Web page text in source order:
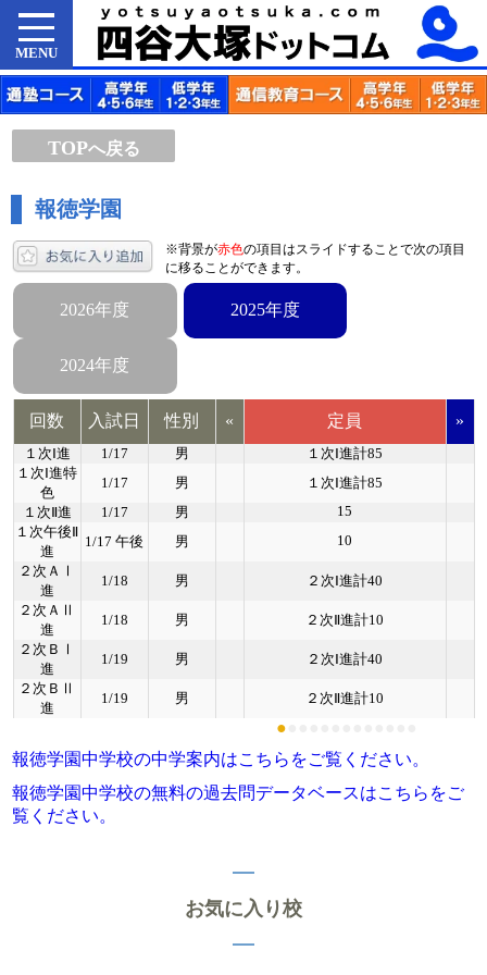
MENU
TOPへ戻る
報徳学園
※背景が赤色の項目はスライドすることで次の項目
に移ることができます。
2026年度 2025年度
2024年度
回数 入試日 性別 « 定員 »
１次Ⅰ進 1/17 男
１次Ⅰ進計85
１次Ⅰ進特
色
1/17 男
１次Ⅰ進計85
１次Ⅱ進
1/17 男
15
１次午後Ⅱ
進
1/17 午後 男
10
２次ＡⅠ
進
1/18 男
２次Ⅰ進計40
２次ＡⅡ
進
1/18 男
２次Ⅱ進計10
２次ＢⅠ
進
1/19 男
２次Ⅰ進計40
２次ＢⅡ
進
1/19 男 ２次Ⅱ進計10
●
報徳学園中学校の中学案内はこちらをご覧ください。
報徳学園中学校の無料の過去問データベースはこちらをご
覧ください。
お気に入り校